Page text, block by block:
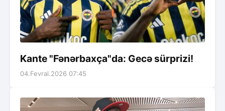
Kante "Fənərbaxça"da: Gecə sürprizi!
04.Fevral.2026 07:45